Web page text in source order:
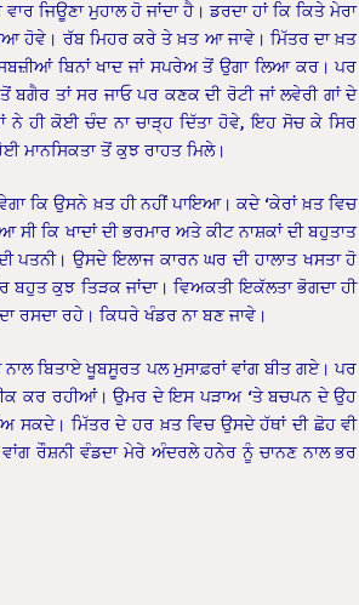
ਜਿਊਣਾ ਮੁਹਾਲ ਹੋ ਜਾਂਦਾ ਹੈ। ਡਰਦਾ ਹਾਂ ਕਿ ਕਿਤੇ ਮੇਰਾ
ਹੋਵੇ। ਰੱਬ ਮਿਹਰ ਕਰੇ ਤੇ ਖ਼ਤ ਆ ਜਾਵੇ। ਮਿੱਤਰ ਦਾ ਖ਼ਤ
ਬਿਨਾਂ ਖਾਦ ਜਾਂ ਸਪਰੇਅ ਤੋਂ ਉਗਾ ਲਿਆ ਕਰ। ਪਰ
ਤਾਂ ਸਰ ਜਾਓ ਪਰ ਕਣਕ ਦੀ ਰੋਟੀ ਜਾਂ ਲਵੇਰੀ ਗਾਂ ਦੇ
ਨੇ ਹੀ ਕੋਈ ਚੰਦ ਨਾ ਚਾੜ੍ਹ ਦਿੱਤਾ ਹੋਵੇ, ਇਹ ਸੋਚ ਕੇ ਸਿਰ
ਮਾਨਸਿਕਤਾ ਤੋਂ ਕੁਝ ਰਾਹਤ ਮਿਲੇ।
ਕਿ ਉਸਨੇ ਖ਼ਤ ਹੀ ਨਹੀਂ ਪਾਇਆ। ਕਦੇ ‘ਕੇਰਾਂ ਖ਼ਤ ਵਿਚ
ਕਿ ਖਾਦਾਂ ਦੀ ਭਰਮਾਰ ਅਤੇ ਕੀਟ ਨਾਸ਼ਕਾਂ ਦੀ ਬਹੁਤਾਤ
ਉਸਦੇ ਇਲਾਜ ਕਾਰਨ ਘਰ ਦੀ ਹਾਲਾਤ ਖਸਤਾ ਹੋ
ਬਹੁਤ ਕੁਝ ਤਿੜਕ ਜਾਂਦਾ। ਵਿਅਕਤੀ ਇਕੱਲਤਾ ਭੋਗਦਾ ਹੀ
ਰਸਦਾ ਰਹੇ। ਕਿਧਰੇ ਖੰਡਰ ਨਾ ਬਣ ਜਾਵੇ।
ਬਿਤਾਏ ਖੂਬਸੂਰਤ ਪਲ ਮੁਸਾਫ਼ਰਾਂ ਵਾਂਗ ਬੀਤ ਗਏ। ਪਰ
ਕਰ ਰਹੀਆਂ। ਉਮਰ ਦੇ ਇਸ ਪੜਾਅ ‘ਤੇ ਬਚਪਨ ਦੇ ਉਹ
ਸਕਦੇ। ਮਿੱਤਰ ਦੇ ਹਰ ਖ਼ਤ ਵਿਚ ਉਸਦੇ ਹੱਥਾਂ ਦੀ ਛੋਹ ਵੀ
ਰੌਸ਼ਨੀ ਵੰਡਦਾ ਮੇਰੇ ਅੰਦਰਲੇ ਹਨੇਰ ਨੂੰ ਚਾਨਣ ਨਾਲ ਭਰ